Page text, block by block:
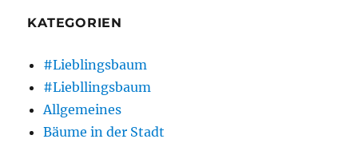
KATEGORIEN
#Lieblingsbaum
#Liebllingsbaum
Allgemeines
Bäume in der Stadt